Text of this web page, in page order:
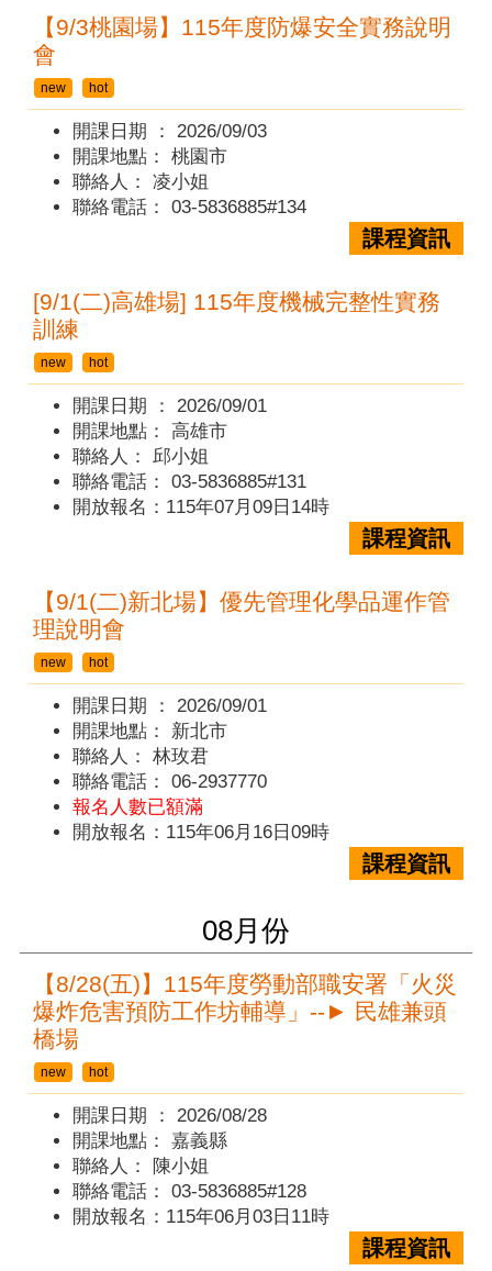
【9/3桃園場】115年度防爆安全實務說明
會
new hot
開課日期 ： 2026/09/03
開課地點：桃園市
聯絡人：凌小姐
聯絡電話：03-5836885#134
課程資訊
[9/1(二)高雄場] 115年度機械完整性實務
訓練
new hot
開課日期 ： 2026/09/01
開課地點：高雄市
聯絡人：邱小姐
聯絡電話：03-5836885#131
開放報名：115年07月09日14時
課程資訊
【9/1(二)新北場】優先管理化學品運作管
理說明會
new hot
開課日期 ： 2026/09/01
開課地點： 新北市
聯絡人：林玫君
聯絡電話：06-2937770
報名人數已額滿
開放報名：115年06月16日09時
課程資訊
08月份
【8/28(五)】115年度勞動部職安署「火災
爆炸危害預防工作坊輔導」--► 民雄兼頭
橋場
new hot
開課日期 ： 2026/08/28
開課地點：嘉義縣
聯絡人： 陳小姐
聯絡電話：03-5836885#128
開放報名：115年06月03日11時
課程資訊